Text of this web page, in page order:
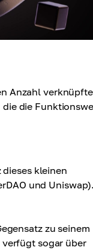
Anzahl
die
kleinen
und
zu seinem
sogar über